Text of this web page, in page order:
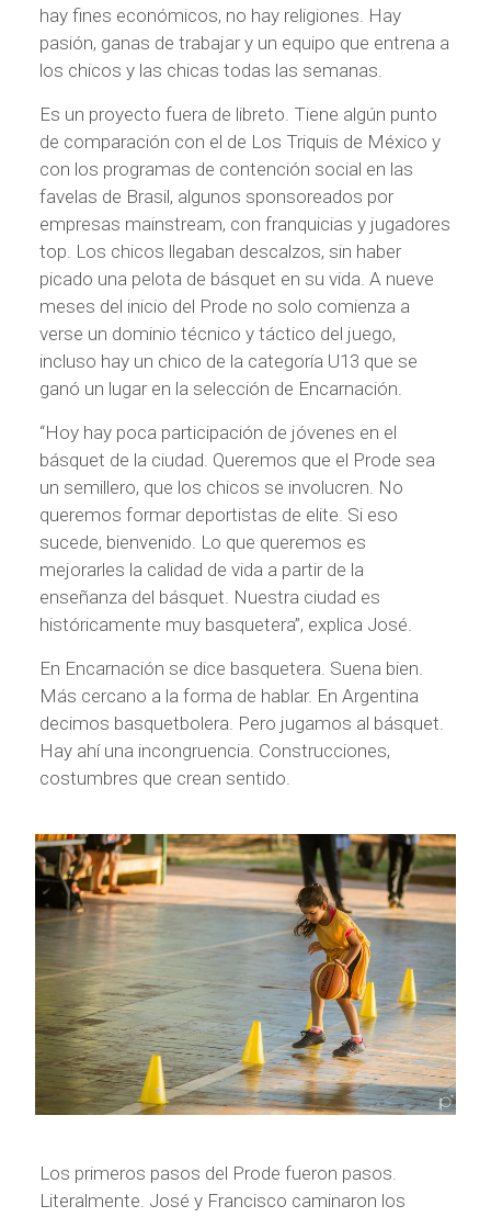
hay fines económicos, no hay religiones. Hay
pasión, ganas de trabajar y un equipo que entrena a
los chicos y las chicas todas las semanas.
Es un proyecto fuera de libreto. Tiene algún punto
de comparación con el de Los Triquis de México y
con los programas de contención social en las
favelas de Brasil, algunos sponsoreados por
empresas mainstream, con franquicias y jugadores
top. Los chicos llegaban descalzos, sin haber
picado una pelota de básquet en su vida. A nueve
meses del inicio del Prode no solo comienza a
verse un dominio técnico y táctico del juego,
incluso hay un chico de la categoría U13 que se
ganó un lugar en la selección de Encarnación.
“Hoy hay poca participación de jóvenes en el
básquet de la ciudad. Queremos que el Prode sea
un semillero, que los chicos se involucren. No
queremos formar deportistas de elite. Si eso
sucede, bienvenido. Lo que queremos es
mejorarles la calidad de vida a partir de la
enseñanza del básquet. Nuestra ciudad es
históricamente muy basquetera”, explica José.
En Encarnación se dice basquetera. Suena bien.
Más cercano a la forma de hablar. En Argentina
decimos basquetbolera. Pero jugamos al básquet.
Hay ahí una incongruencia. Construcciones,
costumbres que crean sentido.
Los primeros pasos del Prode fueron pasos.
Literalmente. José y Francisco caminaron los